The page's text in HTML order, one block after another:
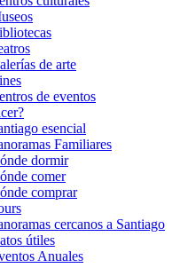
de arte
de eventos
esencial
Familiares
dormir
comer
comprar
cercanos a Santiago
útiles
Anuales